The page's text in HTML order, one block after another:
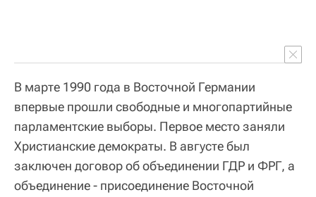
В марте 1990 года в Восточной Германии
впервые прошли свободные и многопартийные
парламентские выборы. Первое место заняли
Христианские демократы. В августе был
заключен договор об объединении ГДР и ФРГ, а
объединение - присоединение Восточной